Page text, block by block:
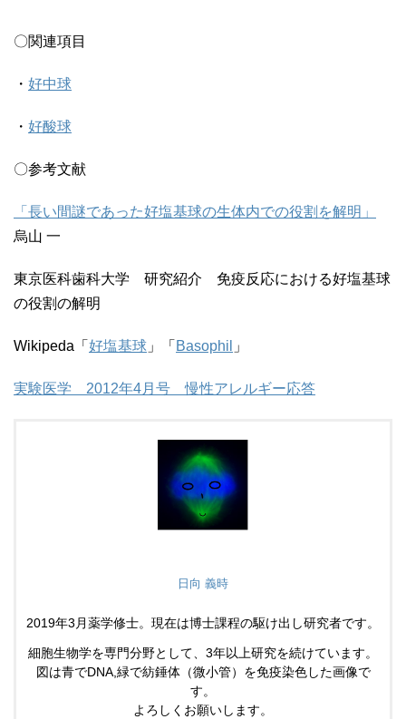
〇関連項目
・ 好中球
・ 好酸球
〇参考文献
「長い間謎であった好塩基球の生体内での役割を解明」
烏山 一
東京医科歯科大学 研究紹介 免疫反応における好塩基球
の役割の解明
Wikipeda「 好塩基球 」「 Basophil 」
実験医学 2012年4月号 慢性アレルギー応答
日向 義時
2019年3月薬学修士。現在は博士課程の駆け出し研究者です。
細胞生物学を専門分野として、3年以上研究を続けています。
図は青でDNA,緑で紡錘体（微小管）を免疫染色した画像で
す。
よろしくお願いします。